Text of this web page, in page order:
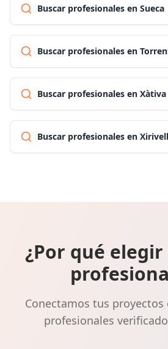
Buscar profesionales en Sueca
Buscar profesionales en
Buscar profesionales en Xàtiva
Buscar profesionales en
¿Por qué
Conectamos tus
profesionales